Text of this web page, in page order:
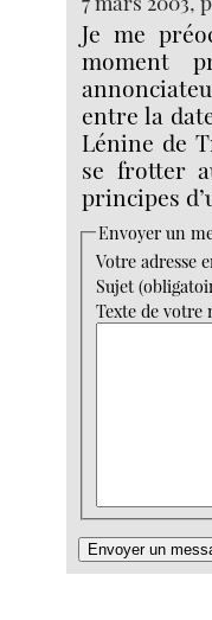
Je me
moment
entre la
Lénine de
se frotter
principes
Envoyer un
Votre adresse
Sujet
Texte de votre